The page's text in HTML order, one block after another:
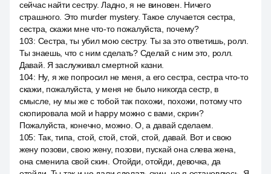
сейчас найти сестру. Ладно, я не виновен. Ничего
страшного. Это murder mystery. Такое случается сестра,
сестра, скажи мне что-то пожалуйста, почему?
103: Сестра, ты убил мою сестру. Ты за это ответишь, ролл.
Ты знаешь, что с ним сделать? Сделай с ним это, ролл.
Давай. Я заслуживал смертной казни.
104: Ну, я же попросил не меня, а его сестра, сестра что-то
скажи, пожалуйста, у меня не было никогда сестр, в
смысле, ну мы же с тобой так похожи, похожи, потому что
скопировала мой и happy можно с вами, скрин?
Пожалуйста, конечно, можно. О, а давай сделаем.
105: Так, типа, стой, стой, стой, стой, давай. Вот и свою
жену позови, свою жену, позови, пускай она слева жена,
она сменила свой скин. Отойди, отойди, девочка, да